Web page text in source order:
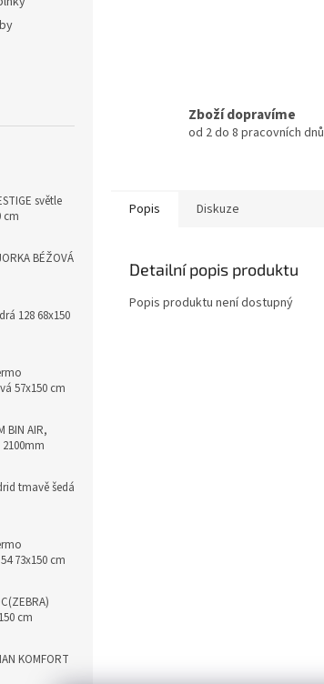
světle
cm
BÉŽOVÁ
128 68x150
57x150 cm
BIN AIR,
2100mm
tmavě šedá
73x150 cm
cm
KOMFORT
Zboží dopravíme
od 2 do 8 pracovních dnů
Popis Diskuze
Detailní popis produktu
Popis produktu není dostupný